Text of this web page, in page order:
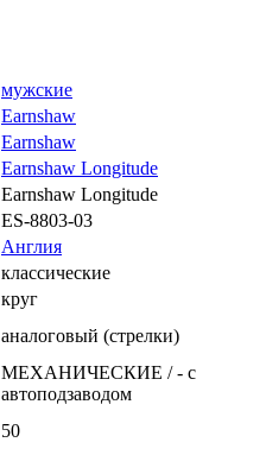
мужские
Earnshaw
Earnshaw
Earnshaw Longitude
Earnshaw Longitude
ES-8803-03
Англия
классические
круг
аналоговый (стрелки)
МЕХАНИЧЕСКИЕ / - с
автоподзаводом
50